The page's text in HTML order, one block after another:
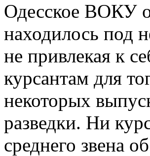
Одесское ВОКУ
находилось под
не привлекая к
курсантам для
некоторых
разведки. Ни
среднего звена